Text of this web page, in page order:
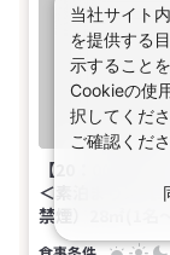
【20：00以降
＜素泊まり＞【
禁煙）28㎡(1名
当社サイト
を提供する
示すること
Cookieの使
択してくだ
ご確認くださ